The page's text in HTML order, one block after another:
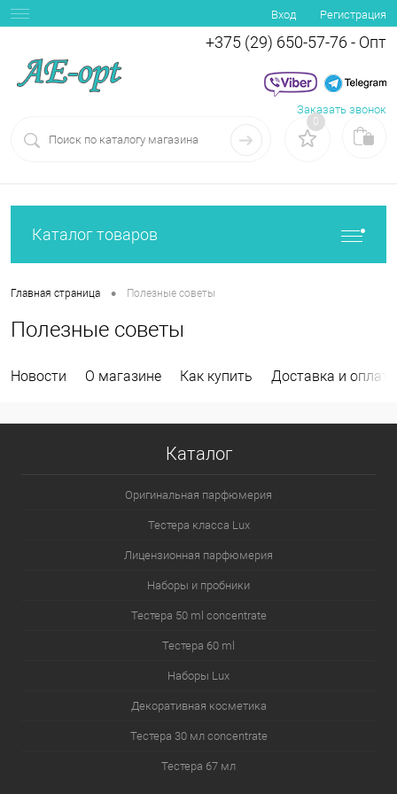
Вход Регистрация
+375 (29) 650-57-76 - Опт
Заказать звонок
0
Каталог товаров
Главная страница • Полезные советы
Полезные советы
Новости О магазине Как купить Доставка и оплата
Каталог
Оригинальная парфюмерия
Тестера класса Lux
Лицензионная парфюмерия
Наборы и пробники
Тестера 50 ml concentrate
Тестера 60 ml
Наборы Lux
Декоративная косметика
Тестера 30 мл concentrate
Тестера 67 мл